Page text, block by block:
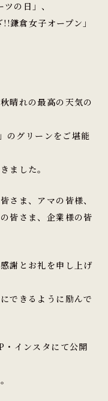
の日」、
鎌倉女子オープン」
晴れの最高の天気の
のグリーンをご堪能
ました。
さま、アマの皆様、
皆さま、企業様の皆
謝とお礼を申し上げ
できるように励んで
・インスタにて公開